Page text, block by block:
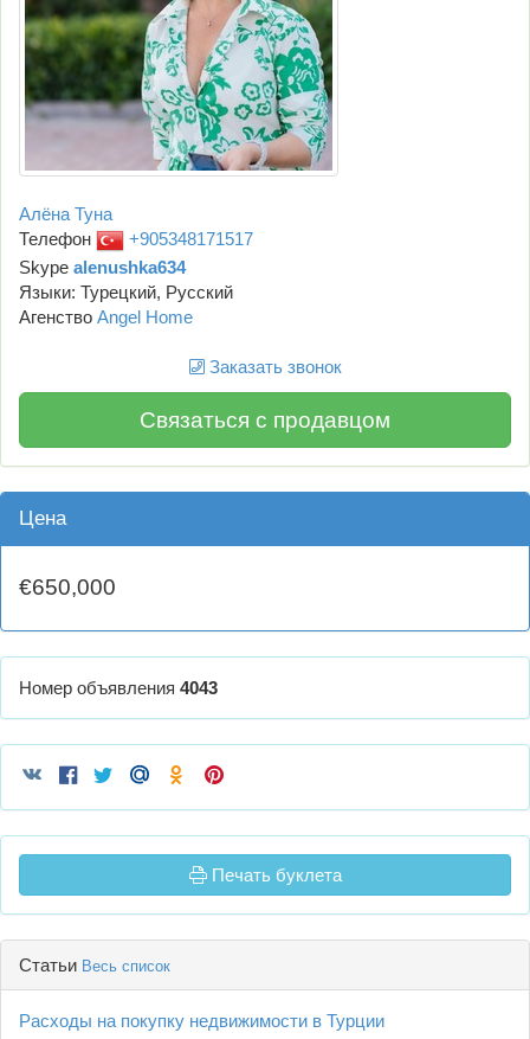
Алёна Туна
Телефон
+905348171517
Skype alenushka634
Языки: Турецкий, Русский
Агенство Angel Home
Заказать звонок
Связаться с продавцом
Цена
€650,000
Номер объявления 4043
Печать буклета
Статьи Весь список
Расходы на покупку недвижимости в Турции